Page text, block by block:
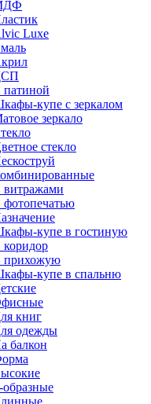
Luxe
купе с зеркалом
зеркало
стекло
витражами
купе в гостиную
прихожую
купе в спальню
книг
одежды
балкон
образные